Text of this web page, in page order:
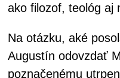
ako filozof, teológ aj
Na otázku, aké
Augustín odovzdať
poznačenému